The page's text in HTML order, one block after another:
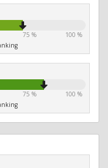
75 %
100 %
75 %
100 %